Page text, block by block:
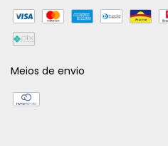
Meios de envio